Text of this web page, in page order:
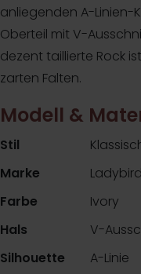
anliegenden A-Linien-
Oberteil mit V-
dezent taillierte Rock
zarten Falten.
Modell &
Stil
Marke
Ladybird
Farbe
Ivory
Hals
V-
Silhouette
A-Linie